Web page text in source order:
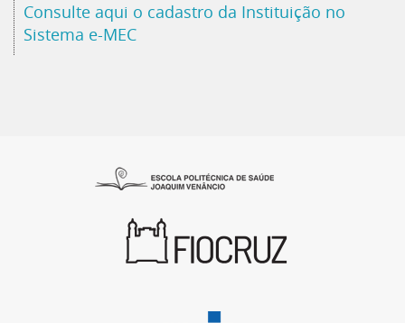
Consulte aqui o cadastro da Instituição no
Sistema e-MEC